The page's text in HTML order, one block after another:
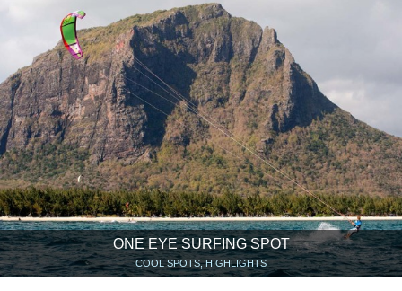
ONE EYE SURFING SPOT
COOL SPOTS, HIGHLIGHTS